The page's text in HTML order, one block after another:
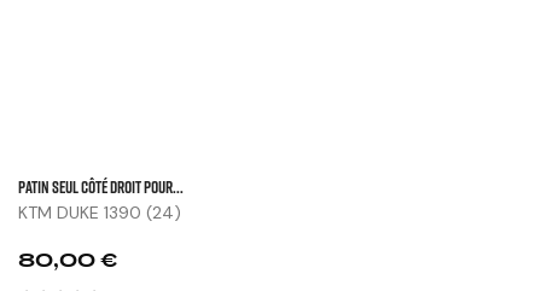
Patin Seul Côté Droit Pour...
KTM DUKE 1390 (24)
Prix
80,00 €